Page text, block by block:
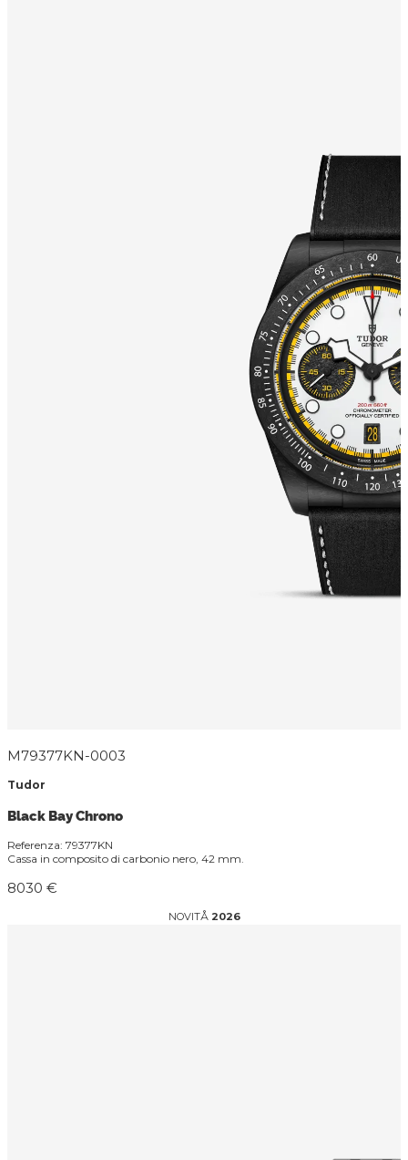
M79377KN-0003
Tudor
Black Bay Chrono
Referenza: 79377KN
Cassa in composito di carbonio nero, 42 mm.
8030 €
NOVITÅ 2026